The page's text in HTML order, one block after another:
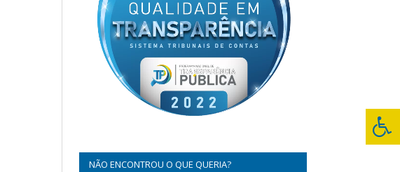
NÃO ENCONTROU O QUE QUERIA?